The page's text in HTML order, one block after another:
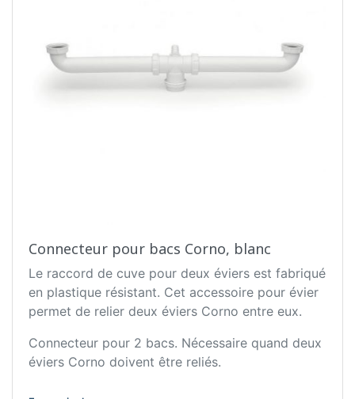
Connecteur pour bacs Corno, blanc
Le raccord de cuve pour deux éviers est fabriqué
en plastique résistant. Cet accessoire pour évier
permet de relier deux éviers Corno entre eux.
Connecteur pour 2 bacs. Nécessaire quand deux
éviers Corno doivent être reliés.